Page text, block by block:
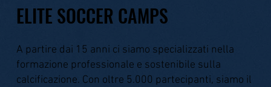
ELITE SOCCER CAMPS
A partire dai 15 anni ci siamo specializzati nella
formazione professionale e sostenibile sulla
calcificazione. Con oltre 5.000 partecipanti, siamo il